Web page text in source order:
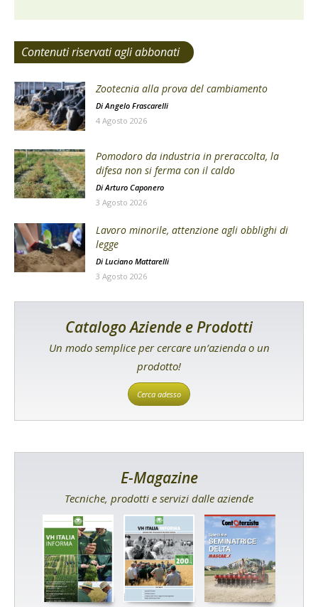
Contenuti riservati agli abbonati
Zootecnia alla prova del cambiamento
DiAngelo Frascarelli
4 Agosto 2026
Pomodoro da industria in preraccolta, la
difesa non si ferma con il caldo
Di Arturo Caponero
3 Agosto 2026
Lavoro minorile, attenzione agli obblighi di
legge
Di Luciano Mattarelli
3 Agosto 2026
Catalogo Aziende e Prodotti
Un modo semplice per cercare un’azienda o un
prodotto!
Cerca adesso
E-Magazine
Tecniche, prodotti e servizi dalle aziende